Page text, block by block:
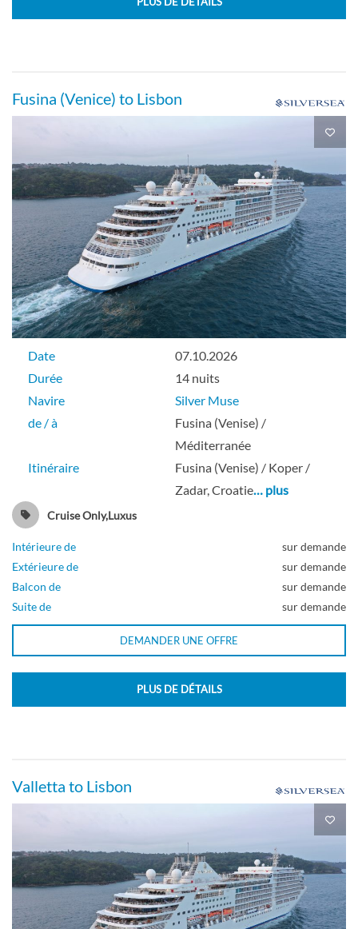
Fusina (Venice) to Lisbon
Date
07.10.2026
Durée
14 nuits
Navire
Silver Muse
de / à
Fusina (Venise) /
Méditerranée
Itinéraire
Fusina (Venise) / Koper /
Zadar, Croatie… plus
Cruise Only,Luxus
Intérieure de
sur demande
Extérieure de
sur demande
Balcon de
sur demande
Suite de
sur demande
DEMANDER UNE OFFRE
PLUS DE DÉTAILS
Valletta to Lisbon